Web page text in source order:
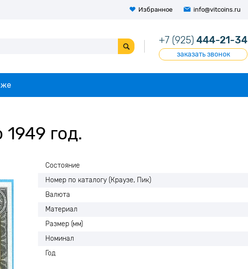
Избранное info@vitcoins.ru
+7 (925) 444-21-34
заказать звонок
год.
Состояние
Номер по каталогу (Краузе, Пик)
Валюта
Материал
Размер (мм)
Номинал
Год